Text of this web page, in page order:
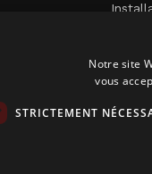
Carte
Notre site
vous
STRICTEMENT